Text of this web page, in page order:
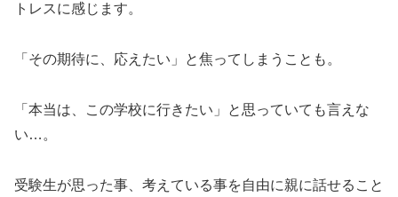
トレスに感じます。
「その期待に、応えたい」と焦ってしまうことも。
「本当は、この学校に行きたい」と思っていても言えな
い…。
受験生が思った事、考えている事を自由に親に話せること